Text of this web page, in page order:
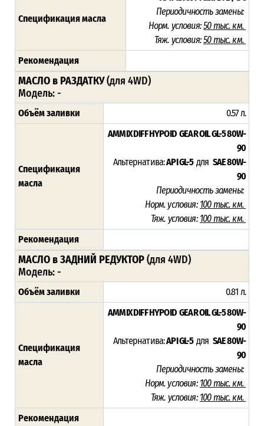
Спецификация масла
Периодичность замены:
Норм. условия:50 тыс. км.
Тяж. условия:50 тыс. км.
Рекомендация
МАСЛО в РАЗДАТКУ(для 4WD)
Модель: -
Объём заливки 0.57 л.
Спецификация
масла
AMMIX DIFF HYPOID GEAR OIL GL-5 80W-
90
Альтернатива:API GL-5 для SAE 80W-
90
Периодичность замены:
Норм. условия: 100 тыс. км.
Тяж. условия: 100 тыс. км.
Рекомендация
МАСЛО в ЗАДНИЙ РЕДУКТОР(для 4WD)
Модель: -
Объём заливки 0.81 л.
Спецификация
масла
AMMIX DIFF HYPOID GEAR OIL GL-5 80W-
90
Альтернатива:API GL-5 для SAE 80W-
90
Периодичность замены:
Норм. условия: 100 тыс. км.
Тяж. условия: 100 тыс. км.
Рекомендация